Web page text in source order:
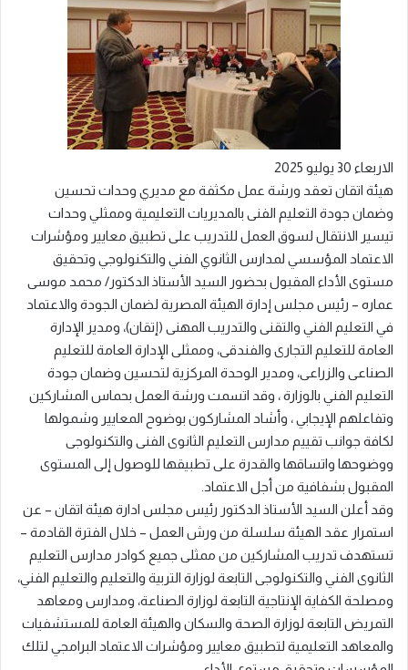
الاربعاء 30 يوليو 2025
هيئة اتقان تعقد ورشة عمل مكثفة مع مديري وحدات تحسين
وضمان جودة التعليم الفنى بالمديريات التعليمية وممثلي وحدات
تيسير الانتقال لسوق العمل للتدريب على تطبيق معايير ومؤشرات
الاعتماد المؤسسي لمدارس الثانوي الفني والتكنولوجي وتحقيق
مستوى الأداء المقبول بحضور السيد الأستاذ الدكتور/ محمد موسى
عماره – رئيس مجلس إدارة الهيئة المصرية لضمان الجودة والاعتماد
في التعليم الفني والتقنى والتدريب المهنى (إتقان)، ومدير الإدارة
العامة للتعليم التجارى والفندقى، وممثلى الإدارة العامة للتعليم
الصناعى والزراعى، ومدير الوحدة المركزية لتحسين وضمان جودة
التعليم الفني بالوزارة ، وقد اتسمت ورشة العمل بحماس المشاركين
وتفاعلهم الإيجابي ، وأشاد المشاركون بوضوح المعايير وشمولها
لكافة جوانب تقييم مدارس التعليم الثانوى الفنى والتكنولوجى
ووضوحها واتساقها والقدرة على تطبيقها للوصول إلى المستوى
المقبول بشفافية من أجل الاعتماد.
وقد أعلن السيد الأستاذ الدكتور رئيس مجلس ادارة هيئة اتقان – عن
استمرار عقد الهيئة سلسلة من ورش العمل – خلال الفترة القادمة –
تستهدف تدريب المشاركين من ممثلى جميع كوادر مدارس التعليم
الثانوى الفني والتكنولوجى التابعة لوزارة التربية والتعليم والتعليم الفني،
ومصلحة الكفاية الإنتاجية التابعة لوزارة الصناعة، ومدارس ومعاهد
التمريض التابعة لوزارة الصحة والسكان والهيئة العامة للمستشفيات
والمعاهد التعليمية لتطبيق معايير ومؤشرات الاعتماد البرامجي لتلك